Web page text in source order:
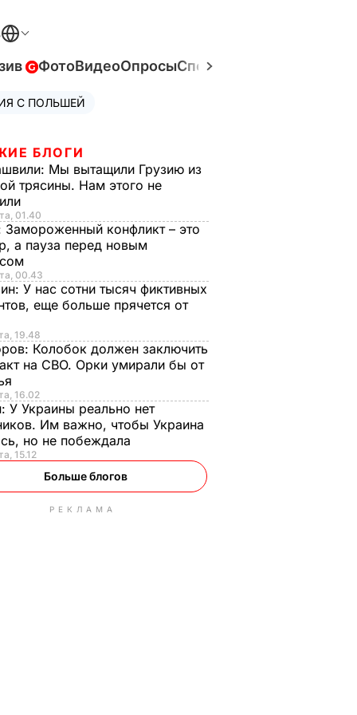
ФотоВидеоОпросыСпецпроекты
С ПОЛЬШЕЙ
БЛОГИ
Мы вытащили Грузию из
трясины. Нам этого не
01.40
Замороженный конфликт – это
а пауза перед новым
00.43
У нас сотни тысяч фиктивных
еще больше прячется от
19.48
Колобок должен заключить
на СВО. Орки умирали бы от
16.02
У Украины реально нет
Им важно, чтобы Украина
но не побеждала
15.12
Больше блогов
РЕКЛАМА